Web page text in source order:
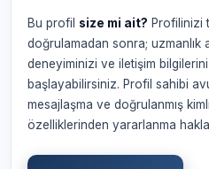
Bu profil size mi ait? Profilinizi
doğrulamadan sonra; uzmanlık
deneyiminizi ve iletişim
başlayabilirsiniz. Profil sahibi
mesajlaşma ve doğrulanmış
özelliklerinden yararlanma